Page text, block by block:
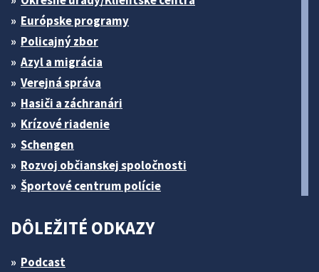
Európske programy
Policajný zbor
Azyl a migrácia
Verejná správa
Hasiči a záchranári
Krízové riadenie
Schengen
Rozvoj občianskej spoločnosti
Športové centrum polície
DÔLEŽITÉ ODKAZY
Podcast